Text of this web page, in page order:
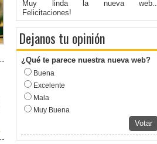
Muy linda la nueva web..
Felicitaciones!
Dejanos tu opinión
¿Qué te parece nuestra nueva web?
Buena
Excelente
Mala
Muy Buena
Votar